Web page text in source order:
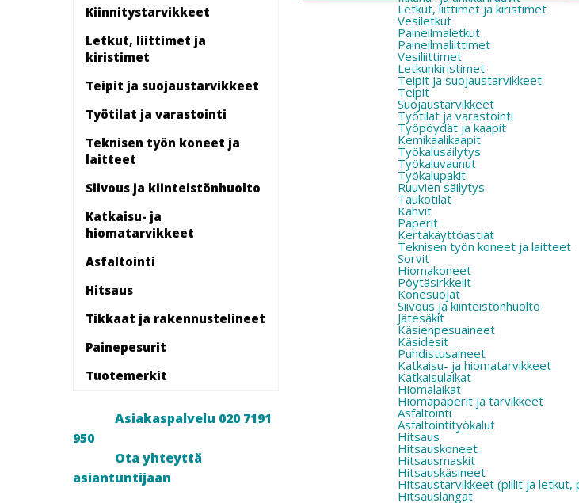
Letkut, liittimet ja kiristimet
Vesiletkut
Paineilmaletkut
Paineilmaliittimet
Vesiliittimet
Letkunkiristimet
Teipit ja suojaustarvikkeet
Teipit
Suojaustarvikkeet
Työtilat ja varastointi
Työpöydät ja kaapit
Kemikaalikaapit
Työkalusäilytys
Työkaluvaunut
Työkalupakit
Ruuvien säilytys
Taukotilat
Kahvit
Paperit
Kertakäyttöastiat
Teknisen työn koneet ja laitteet
Sorvit
Hiomakoneet
Pöytäsirkkelit
Konesuojat
Siivous ja kiinteistönhuolto
Jätesäkit
Käsienpesuaineet
Käsidesit
Puhdistusaineet
Katkaisu- ja hiomatarvikkeet
Katkaisulaikat
Hiomalaikat
Hiomapaperit ja tarvikkeet
Asfaltointi
Asfaltointityökalut
Hitsaus
Hitsauskoneet
Hitsausmaskit
Hitsauskäsineet
Hitsaustarvikkeet (pillit ja letkut,
Hitsauslangat
Kiinnitys­tarvikkeet
Letkut, liittimet ja
kiristimet
Teipit ja suojaustarvikkeet
Työtilat ja varastointi
Teknisen työn koneet ja
laitteet
Siivous ja kiinteistönhuolto
Katkaisu- ja
hiomatarvikkeet
Asfaltointi
Hitsaus
Tikkaat ja rakennustelineet
Painepesurit
Tuotemerkit
Asiakaspalvelu 020 7191
950
Ota yhteyttä
asiantuntijaan